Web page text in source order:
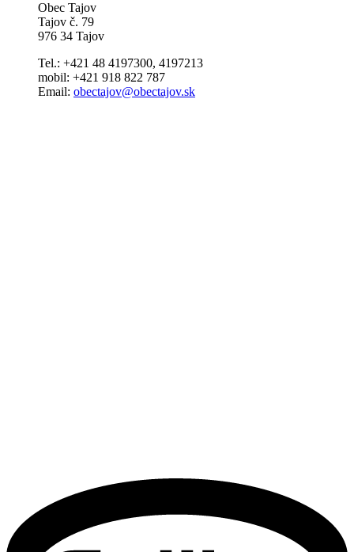
Obec Tajov
Tajov č. 79
976 34 Tajov
Tel.: +421 48 4197300, 4197213
mobil: +421 918 822 787
Email: obectajov@obectajov.sk